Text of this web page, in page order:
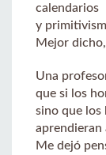
calendarios
y
Mejor
Una
que si los
sino que los
aprendieran
Me dejó